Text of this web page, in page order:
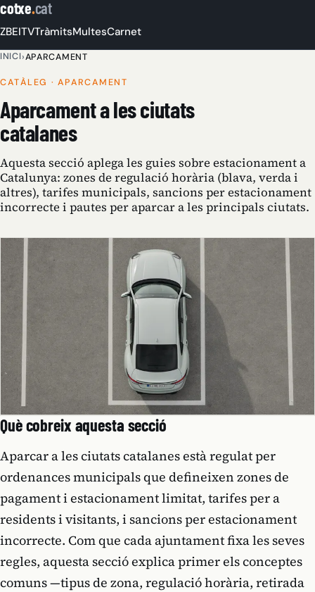
cotxe.cat
ZBEITVTràmitsMultesCarnet
INICI›APARCAMENT
CATÀLEG · APARCAMENT
Aparcament a les ciutats
catalanes
Aquesta secció aplega les guies sobre estacionament a
Catalunya: zones de regulació horària (blava, verda i
altres), tarifes municipals, sancions per estacionament
incorrecte i pautes per aparcar a les principals ciutats.
Què cobreix aquesta secció
Aparcar a les ciutats catalanes està regulat per
ordenances municipals que defineixen zones de
pagament i estacionament limitat, tarifes per a
residents i visitants, i sancions per estacionament
incorrecte. Com que cada ajuntament fixa les seves
regles, aquesta secció explica primer els conceptes
comuns —tipus de zona, regulació horària, retirada